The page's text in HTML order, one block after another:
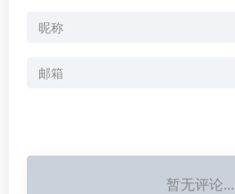
暂无评论...